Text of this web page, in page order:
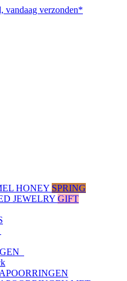
vandaag verzonden*
HONEY SPRING
JEWELRY GIFT